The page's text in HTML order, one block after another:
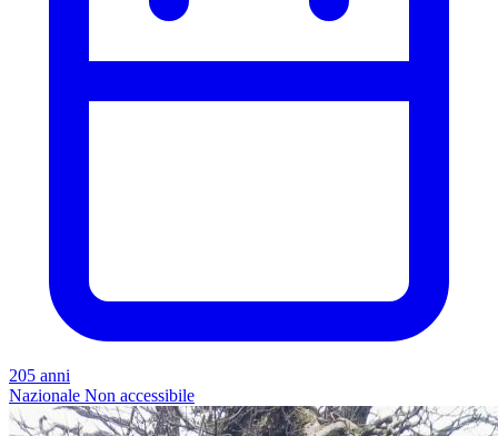
205 anni
Nazionale Non accessibile